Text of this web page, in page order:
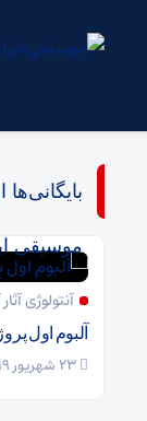
موسیقی
آنتولوژی
آلبوم اول